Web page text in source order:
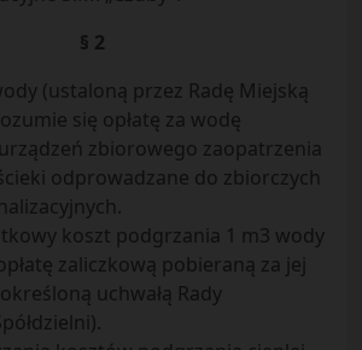
§ 2
(ustaloną przez Radę Miejską
się opłatę za wodę
zbiorowego zaopatrzenia
odprowadzane do zbiorczych
koszt podgrzania 1 m3 wody
zaliczkową pobieraną za jej
uchwałą Rady